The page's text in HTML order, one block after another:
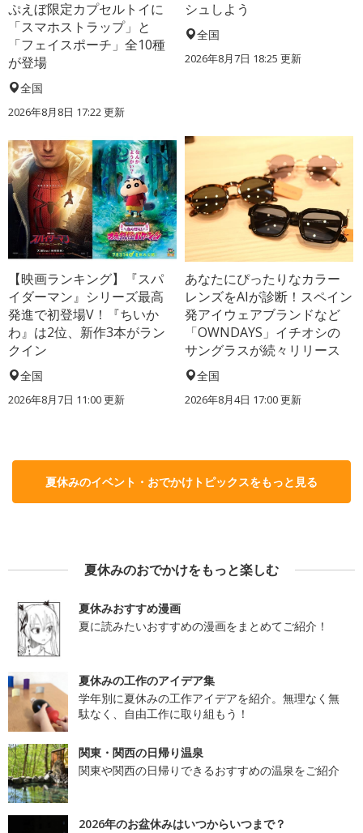
ぷえぼ限定カプセルトイに
「スマホストラップ」と
「フェイスポーチ」全10種
が登場
全国
2026年8月8日 17:22更新
シュしよう
全国
2026年8月7日 18:25 更新
【映画ランキング】『スパ
イダーマン』シリーズ最高
発進で初登場V！『ちいか
わ』は2位、新作3本がラン
クイン
全国
2026年8月7日 11:00更新
あなたにぴったりなカラー
レンズをAIが診断！スペイン
発アイウェアブランドなど
「OWNDAYS」イチオシの
サングラスが続々リリース
全国
2026年8月4日 17:00更新
夏休みのイベント・おでかけトピックスをもっと見る
夏休みのおでかけをもっと楽しむ
夏休みおすすめ漫画
夏に読みたいおすすめの漫画をまとめてご紹介！
夏休みの工作のアイデア集
学年別に夏休みの工作アイデアを紹介。無理なく無
駄なく、自由工作に取り組もう！
関東・関西の日帰り温泉
関東や関西の日帰りできるおすすめの温泉をご紹介
2026年のお盆休みはいつからいつまで？